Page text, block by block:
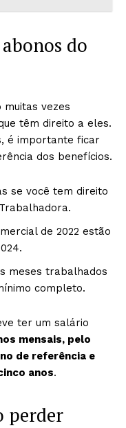
do
muitas vezes
têm direito a eles.
é importante ficar
dos benefícios.
se você tem direito
de 2022 estão
meses trabalhados
completo.
ter um salário
mensais, pelo
de referência e
anos.
perder